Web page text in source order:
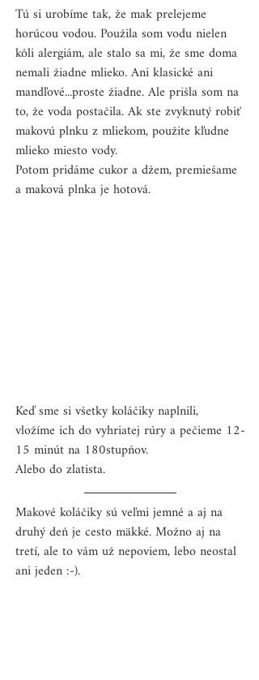
Tú si urobíme tak, že mak prelejeme
horúcou vodou. Použila som vodu nielen
kôli alergiám, ale stalo sa mi, že sme doma
nemali žiadne mlieko. Ani klasické ani
mandľové...proste žiadne. Ale prišla som na
to, že voda postačila. Ak ste zvyknutý robiť
makovú plnku z mliekom, použite kľudne
mlieko miesto vody.
Potom pridáme cukor a džem, premiešame
a maková plnka je hotová.
Keď sme si všetky koláčiky naplnili,
vložíme ich do vyhriatej rúry a pečieme 12-
15 minút na 180stupňov.
Alebo do zlatista.
Makové koláčiky sú veľmi jemné a aj na
druhý deň je cesto mäkké. Možno aj na
tretí, ale to vám už nepoviem, lebo neostal
ani jeden :-).